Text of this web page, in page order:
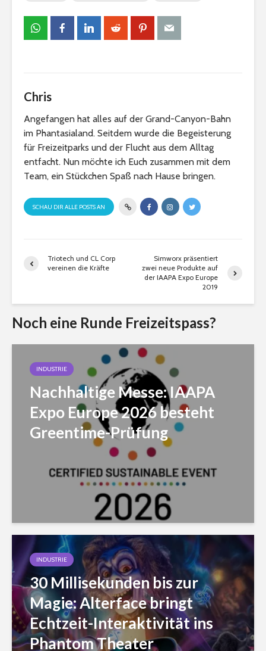
Chris
Angefangen hat alles auf der Grand-Canyon-Bahn
im Phantasialand. Seitdem wurde die Begeisterung
für Freizeitparks und der Flucht aus dem Alltag
entfacht. Nun möchte ich Euch zusammen mit dem
Team, ein Stückchen Spaß nach Hause bringen.
SCHAU DIR ALLE POSTS AN
Triotech und CL Corp
vereinen die Kräfte
Simworx präsentiert
zwei neue Produkte auf
der IAAPA Expo Europe
2019
Noch eine Runde Freizeitspass?
INDUSTRIE
Nachhaltige Messe: IAAPA
Expo Europe 2026 besteht
Greentime-Prüfung
INDUSTRIE
30 Millisekunden bis zur
Magie: Alterface bringt
Echtzeit-Interaktivität ins
Phantom Theater